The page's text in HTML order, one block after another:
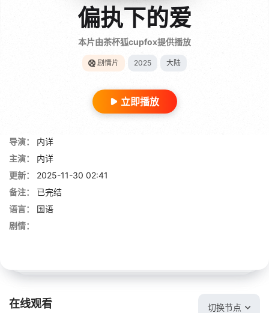
偏执下的爱
本片由茶杯狐cupfox提供播放
剧情片 2025 大陆
立即播放
导演：
内详
主演：
内详
更新：
2025-11-30 02:41
备注：
已完结
语言：
国语
剧情：
在线观看 切换节点